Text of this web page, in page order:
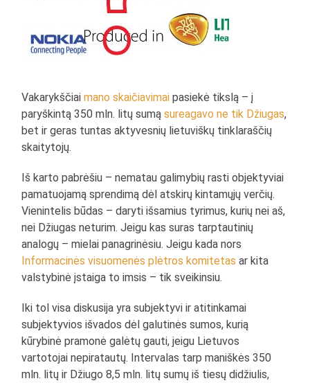
Vakarykščiaimano skaičiavimai pasiekė tikslą – į
paryškintą 350 mln. litų sumąsureagavo ne tik Džiugas,
bet ir geras tuntas aktyvesnių lietuviškų tinklaraščių
skaitytojų.
Iš karto pabrėšiu – nematau galimybių rasti objektyviai
pamatuojamą sprendimą dėl atskirų kintamųjų verčių.
Vienintelis būdas – daryti išsamius tyrimus, kurių nei aš,
nei Džiugas neturim. Jeigu kas suras tarptautinių
analogų – mielai panagrinėsiu. Jeigu kada nors
Informacinės visuomenės plėtros komitetas ar kita
valstybinė įstaiga to imsis – tik sveikinsiu.
Iki tol visa diskusija yra subjektyvi ir atitinkamai
subjektyvios išvados dėl galutinės sumos, kurią
kūrybinė pramonė galėtų gauti, jeigu Lietuvos
vartotojai nepiratautų. Intervalas tarp maniškės 350
mln. litų ir Džiugo 8,5 mln. litų sumų iš tiesų didžiulis,